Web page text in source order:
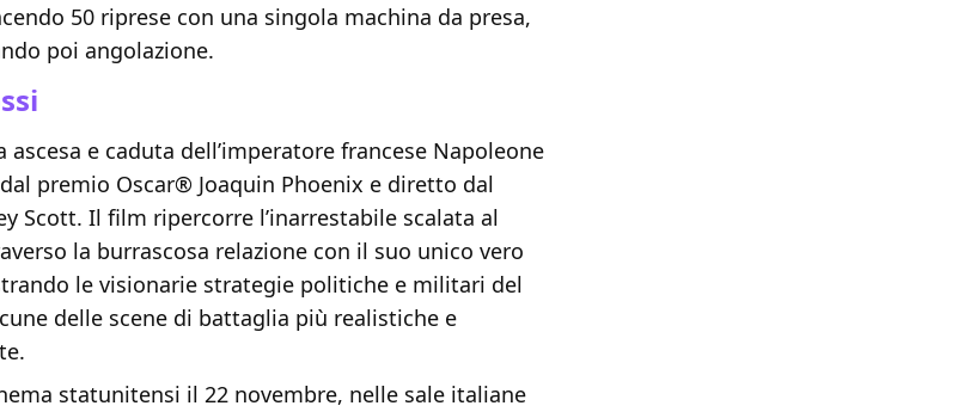
50 riprese con una singola machina da presa,
poi angolazione.
ascesa e caduta dell’imperatore francese Napoleone
premio Oscar® Joaquin Phoenix e diretto dal
Scott. Il film ripercorre l’inarrestabile scalata al
la burrascosa relazione con il suo unico vero
le visionarie strategie politiche e militari del
delle scene di battaglia più realistiche e
statunitensi il 22 novembre, nelle sale italiane